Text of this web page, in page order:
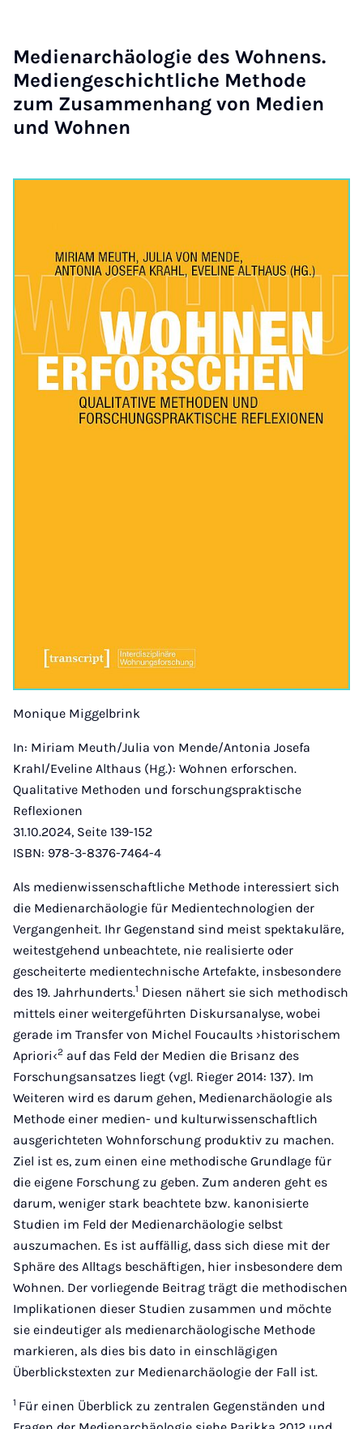
Me­di­en­a­r­chäo­lo­gie des Woh­nens.
Me­di­en­ge­schicht­li­che Me­tho­de
zum Zu­sam­men­hang von Me­di­en
und Woh­nen
Monique Miggelbrink
In: Miriam Meuth/Julia von Mende/Antonia Josefa
Krahl/Eveline Althaus (Hg.): Wohnen erforschen.
Qualitative Methoden und forschungspraktische
Reflexionen
31.10.2024, Seite 139-152
ISBN: 978-3-8376-7464-4
Als medienwissenschaftliche Methode interessiert sich
die Medienarchäologie für Medientechnologien der
Vergangenheit. Ihr Gegenstand sind meist spektakuläre,
weitestgehend unbeachtete, nie realisierte oder
gescheiterte medientechnische Artefakte, insbesondere
des 19. Jahrhunderts.1 Diesen nähert sie sich methodisch
mittels einer weitergeführten Diskursanalyse, wobei
gerade im Transfer von Michel Foucaults ›historischem
Apriori‹2 auf das Feld der Medien die Brisanz des
Forschungsansatzes liegt (vgl. Rieger 2014: 137). Im
Weiteren wird es darum gehen, Medienarchäologie als
Methode einer medien- und kulturwissenschaftlich
ausgerichteten Wohnforschung produktiv zu machen.
Ziel ist es, zum einen eine methodische Grundlage für
die eigene Forschung zu geben. Zum anderen geht es
darum, weniger stark beachtete bzw. kanonisierte
Studien im Feld der Medienarchäologie selbst
auszumachen. Es ist auffällig, dass sich diese mit der
Sphäre des Alltags beschäftigen, hier insbesondere dem
Wohnen. Der vorliegende Beitrag trägt die methodischen
Implikationen dieser Studien zusammen und möchte
sie eindeutiger als medienarchäologische Methode
markieren, als dies bis dato in einschlägigen
Überblickstexten zur Medienarchäologie der Fall ist.
1 Für einen Überblick zu zentralen Gegenständen und